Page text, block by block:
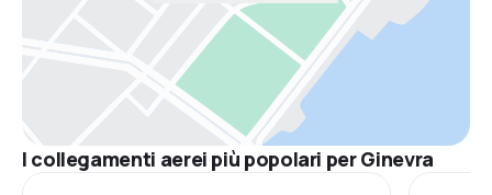
I collegamenti aerei più popolari per Ginevra